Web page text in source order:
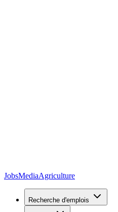
JobsMediaAgriculture
Recherche d'emplois